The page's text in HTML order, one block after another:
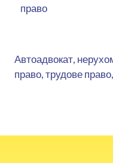
право
Автоадвокат,
право, трудове